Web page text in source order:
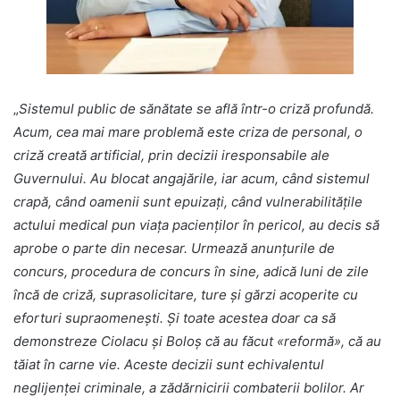
„Sistemul public de sănătate se află într-o criză profundă.
Acum, cea mai mare problemă este criza de personal, o
criză creată artificial, prin decizii iresponsabile ale
Guvernului. Au blocat angajările, iar acum, când sistemul
crapă, când oamenii sunt epuizați, când vulnerabilitățile
actului medical pun viața pacienților în pericol, au decis să
aprobe o parte din necesar. Urmează anunțurile de
concurs, procedura de concurs în sine, adică luni de zile
încă de criză, suprasolicitare, ture și gărzi acoperite cu
eforturi supraomenești. Și toate acestea doar ca să
demonstreze Ciolacu și Boloș că au făcut «reformă», că au
tăiat în carne vie. Aceste decizii sunt echivalentul
neglijenței criminale, a zădărnicirii combaterii bolilor. Ar